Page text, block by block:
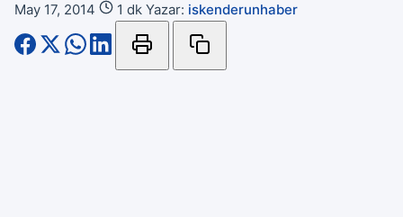
May 17, 2014
1 dk Yazar: iskenderunhaber